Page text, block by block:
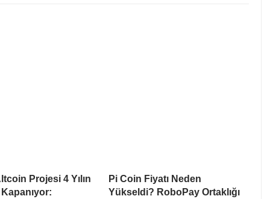
Projesi 4 Yılın
Pi Coin Fiyatı Neden
Yükseldi? RoboPay Ortaklığı